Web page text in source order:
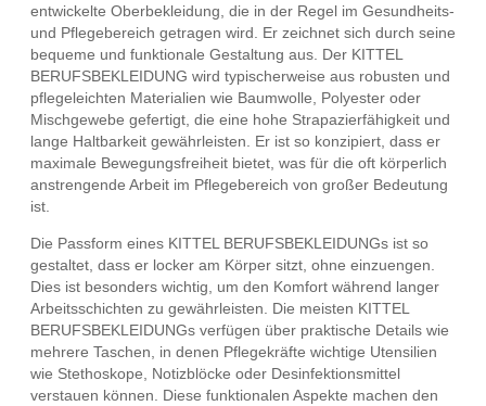
entwickelte Oberbekleidung, die in der Regel im Gesundheits-
und Pflegebereich getragen wird. Er zeichnet sich durch seine
bequeme und funktionale Gestaltung aus. Der KITTEL
BERUFSBEKLEIDUNG wird typischerweise aus robusten und
pflegeleichten Materialien wie Baumwolle, Polyester oder
Mischgewebe gefertigt, die eine hohe Strapazierfähigkeit und
lange Haltbarkeit gewährleisten. Er ist so konzipiert, dass er
maximale Bewegungsfreiheit bietet, was für die oft körperlich
anstrengende Arbeit im Pflegebereich von großer Bedeutung
ist.
Die Passform eines KITTEL BERUFSBEKLEIDUNGs ist so
gestaltet, dass er locker am Körper sitzt, ohne einzuengen.
Dies ist besonders wichtig, um den Komfort während langer
Arbeitsschichten zu gewährleisten. Die meisten KITTEL
BERUFSBEKLEIDUNGs verfügen über praktische Details wie
mehrere Taschen, in denen Pflegekräfte wichtige Utensilien
wie Stethoskope, Notizblöcke oder Desinfektionsmittel
verstauen können. Diese funktionalen Aspekte machen den